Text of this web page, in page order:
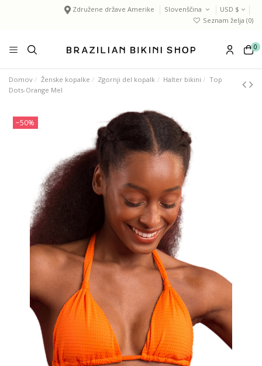
Združene države Amerike Slovenščina
USD $
Seznam želja (0)
0
Domov Ženske kopalke Zgornji del kopalk Halter bikini
Top
Dots-Orange Mel
−50%